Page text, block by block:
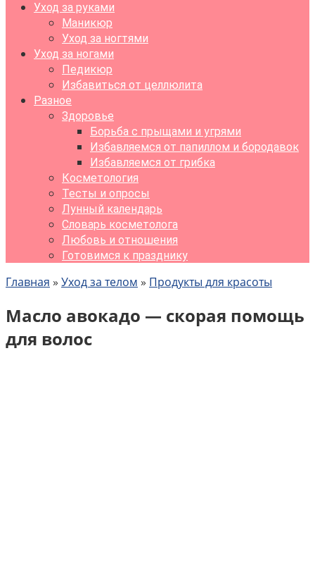
Уход за руками
Маникюр
Уход за ногтями
Уход за ногами
Педикюр
Избавиться от целлюлита
Разное
Здоровье
Борьба с прыщами и угрями
Избавляемся от папиллом и бородавок
Избавляемся от грибка
Косметология
Тесты и опросы
Лунный календарь
Словарь косметолога
Любовь и отношения
Готовимся к празднику
Главная » Уход за телом » Продукты для красоты
Масло авокадо — скорая помощь
для волос